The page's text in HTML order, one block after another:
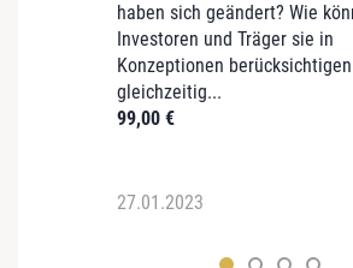
haben sich geändert? Wie
Investoren und Träger sie in
Konzeptionen
gleichzeitig...
99,00 €
27.01.2023